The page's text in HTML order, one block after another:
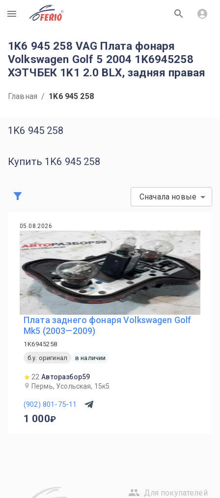
R
1K6 945 258 VAG Плата фонаря
Volkswagen Golf 5 2004 1K6945258
ХЭТЧБЕК 1K1 2.0 BLX, задняя правая
Главная / 1K6 945 258
1K6 945 258
Купить 1K6 945 258
Сначала новые
05.08.2026
Плата заднего фонаря Volkswagen Golf
Mk5 (2003—2009)
1K6945258
б.у. оригинал
в наличии
22 Авторазбор59
Пермь, Усольская, 15к5
(902) 801-75-11
1 000
Для покупателей